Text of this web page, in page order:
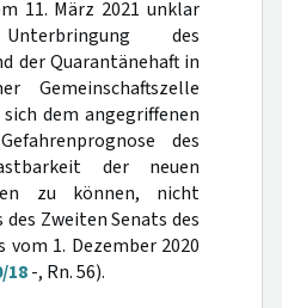
11. März 2021 unklar
des
der Quarantänehaft in
Gemeinschaftszelle
dem angegriffenen
des
der neuen
zu können, nicht
Zweiten Senats des
vom 1. Dezember 2020
18-, Rn. 56).